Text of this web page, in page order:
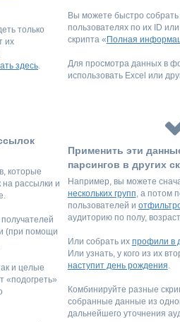
только
их
здесь.
которые
на рассылки и
(при помощи
и целые
«подогреть»
Вы можете быстро
пользователях по их ID
скрипта « Полная
Для просмотра данных в
использовать Excel или
Применить эти
парсингов в других
Например, вы можете
нескольких групп, а потом
пользователей и
аудиторию по полу,
Или собрать их профили в
Или узнать, у кого из их
наступит день рождения.
Комбинируйте разные
собранные данные из
дальнейшего уточнения